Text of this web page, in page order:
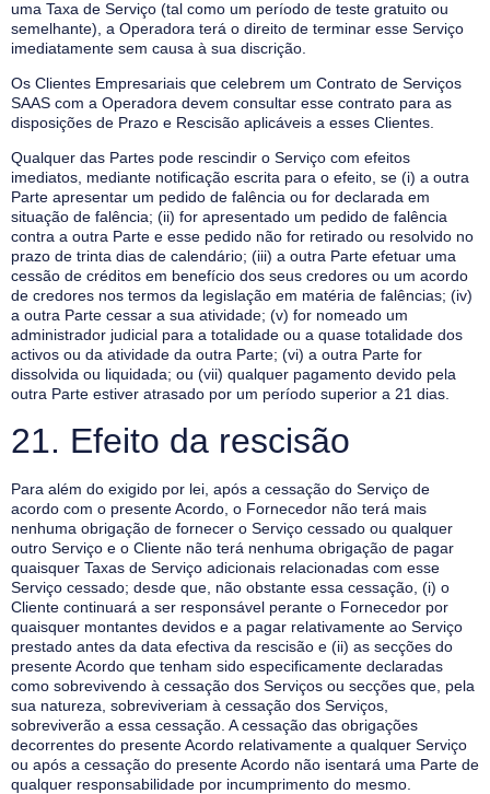
uma Taxa de Serviço (tal como um período de teste gratuito ou
semelhante), a Operadora terá o direito de terminar esse Serviço
imediatamente sem causa à sua discrição.
Os Clientes Empresariais que celebrem um Contrato de Serviços
SAAS com a Operadora devem consultar esse contrato para as
disposições de Prazo e Rescisão aplicáveis a esses Clientes.
Qualquer das Partes pode rescindir o Serviço com efeitos
imediatos, mediante notificação escrita para o efeito, se (i) a outra
Parte apresentar um pedido de falência ou for declarada em
situação de falência; (ii) for apresentado um pedido de falência
contra a outra Parte e esse pedido não for retirado ou resolvido no
prazo de trinta dias de calendário; (iii) a outra Parte efetuar uma
cessão de créditos em benefício dos seus credores ou um acordo
de credores nos termos da legislação em matéria de falências; (iv)
a outra Parte cessar a sua atividade; (v) for nomeado um
administrador judicial para a totalidade ou a quase totalidade dos
activos ou da atividade da outra Parte; (vi) a outra Parte for
dissolvida ou liquidada; ou (vii) qualquer pagamento devido pela
outra Parte estiver atrasado por um período superior a 21 dias.
21. Efeito da rescisão
Para além do exigido por lei, após a cessação do Serviço de
acordo com o presente Acordo, o Fornecedor não terá mais
nenhuma obrigação de fornecer o Serviço cessado ou qualquer
outro Serviço e o Cliente não terá nenhuma obrigação de pagar
quaisquer Taxas de Serviço adicionais relacionadas com esse
Serviço cessado; desde que, não obstante essa cessação, (i) o
Cliente continuará a ser responsável perante o Fornecedor por
quaisquer montantes devidos e a pagar relativamente ao Serviço
prestado antes da data efectiva da rescisão e (ii) as secções do
presente Acordo que tenham sido especificamente declaradas
como sobrevivendo à cessação dos Serviços ou secções que, pela
sua natureza, sobreviveriam à cessação dos Serviços,
sobreviverão a essa cessação. A cessação das obrigações
decorrentes do presente Acordo relativamente a qualquer Serviço
ou após a cessação do presente Acordo não isentará uma Parte de
qualquer responsabilidade por incumprimento do mesmo.